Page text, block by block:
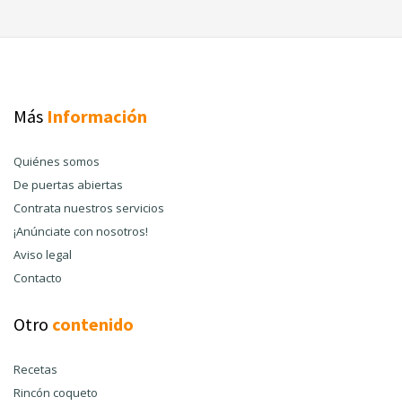
Más Información
Quiénes somos
De puertas abiertas
Contrata nuestros servicios
¡Anúnciate con nosotros!
Aviso legal
Contacto
Otro contenido
Recetas
Rincón coqueto